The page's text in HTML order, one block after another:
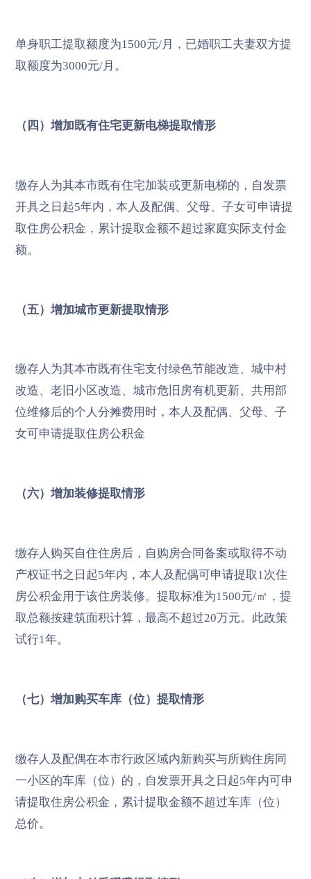
单身职工提取额度为1500元/月，已婚职工夫妻双方提
取额度为3000元/月。
（四）增加既有住宅更新电梯提取情形
缴存人为其本市既有住宅加装或更新电梯的，自发票
开具之日起5年内，本人及配偶、父母、子女可申请提
取住房公积金，累计提取金额不超过家庭实际支付金
额。
（五）增加城市更新提取情形
缴存人为其本市既有住宅支付绿色节能改造、城中村
改造、老旧小区改造、城市危旧房有机更新、共用部
位维修后的个人分摊费用时，本人及配偶、父母、子
女可申请提取住房公积金
（六）增加装修提取情形
缴存人购买自住住房后，自购房合同备案或取得不动
产权证书之日起5年内，本人及配偶可申请提取1次住
房公积金用于该住房装修。提取标准为1500元/㎡，提
取总额按建筑面积计算，最高不超过20万元。此政策
试行1年。
（七）增加购买车库（位）提取情形
缴存人及配偶在本市行政区域内新购买与所购住房同
一小区的车库（位）的，自发票开具之日起5年内可申
请提取住房公积金，累计提取金额不超过车库（位）
总价。